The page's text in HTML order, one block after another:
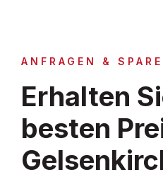
ANFRAGEN &
Erhalten
besten